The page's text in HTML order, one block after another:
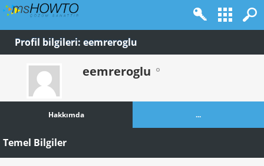
Profil bilgileri: eemreroglu
eemreroglu
Hakkımda ...
Temel Bilgiler